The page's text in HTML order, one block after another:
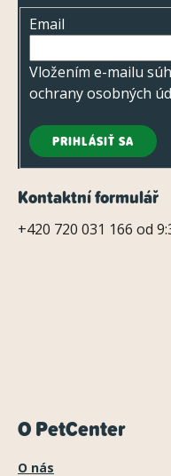
Email
Vložením e-mailu
ochrany osobných
PRIHLÁSIŤ SA
Kontaktní formulář
+420 720 031 166 od
O PetCenter
O nás